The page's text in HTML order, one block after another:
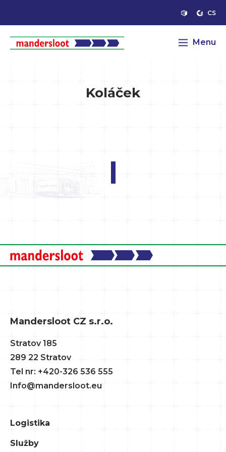
CS
Menu
Koláček
|
Mandersloot CZ s.r.o.
Stratov 185
289 22 Stratov
Tel nr: +420-326 536 555
Info@mandersloot.eu
Logistika
Služby